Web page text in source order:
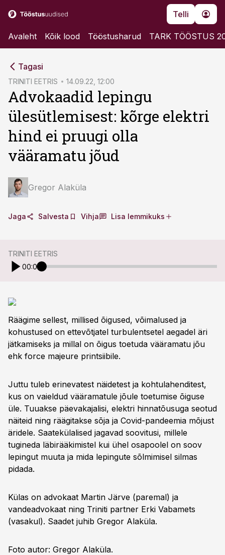
Telli
Avaleht Kõik lood Tööstusharud TARK TÖÖSTUS
Tagasi
TRINITI EETRIS 14.09.22, 12:00
Advokaadid lepingu
ülesütlemisest: kõrge elektri
hind ei pruugi olla
vääramatu jõud
Gregor Alaküla
Jaga Salvesta Vihja Lisa lemmikuks
TRINITI EETRIS
00:00
Räägime sellest, millised õigused, võimalused ja
kohustused on ettevõtjatel turbulentsetel aegadel äri
jätkamiseks ja millal on õigus toetuda vääramatu jõu
ehk force majeure printsiibile.
Juttu tuleb erinevatest näidetest ja kohtulahenditest,
kus on vaieldud vääramatule jõule toetumise õiguse
üle. Tuuakse päevakajalisi, elektri hinnatõusuga seotud
näiteid ning räägitakse sõja ja Covid-pandeemia mõjust
äridele. Saatekülalised jagavad soovitusi, millele
tugineda läbirääkimistel kui ühel osapoolel on soov
lepingut muuta ja mida lepingute sõlmimisel silmas
pidada.
Külas on advokaat Martin Järve (paremal) ja
vandeadvokaat ning Triniti partner Erki Vabamets
(vasakul). Saadet juhib Gregor Alaküla.
Foto autor: Gregor Alaküla.